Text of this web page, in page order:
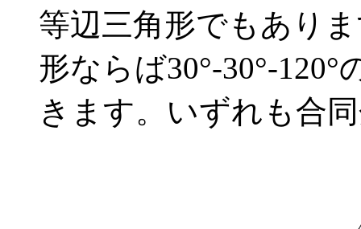
等辺三角形でもあり
形ならば30°-30°-
きます。いずれも合